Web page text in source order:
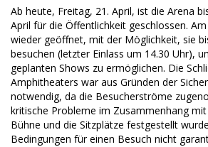
Ab heute, Freitag, 21. April, ist die Arena
April für die Öffentlichkeit geschlossen.
wieder geöffnet, mit der Möglichkeit, sie
besuchen (letzter Einlass um 14.30 Uhr),
geplanten Shows zu ermöglichen. Die
Amphitheaters war aus Gründen der
notwendig, da die Besucherströme
kritische Probleme im Zusammenhang
Bühne und die Sitzplätze festgestellt
Bedingungen für einen Besuch nicht